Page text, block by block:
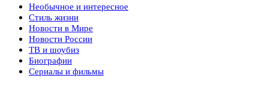
Необычное и интересное
Стиль жизни
Новости в Мире
Новости России
ТВ и шоубиз
Биографии
Сериалы и фильмы